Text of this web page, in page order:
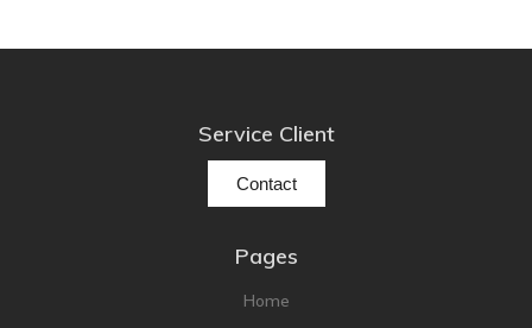
Service Client
Contact
Pages
Home